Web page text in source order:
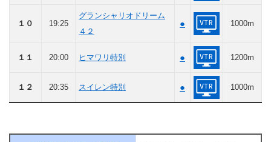
１０ 19:25
グランシャリオドリーム
４２
● 1000m
１１ 20:00 ヒマワリ特別 ● 1200m
１２ 20:35 スイレン特別 ● 1000m